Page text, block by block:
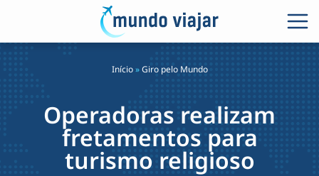
Início»Giro pelo Mundo
Operadoras realizam
fretamentos para
turismo religioso